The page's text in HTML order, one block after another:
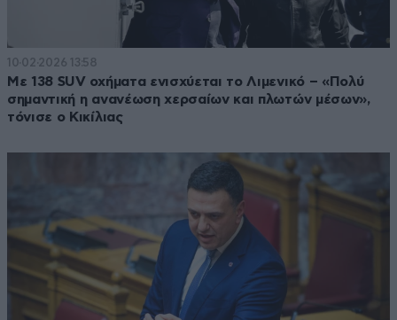
10·02·2026 13:58
Με 138 SUV οχήματα ενισχύεται το Λιμενικό – «Πολύ
σημαντική η ανανέωση χερσαίων και πλωτών μέσων»,
τόνισε ο Κικίλιας